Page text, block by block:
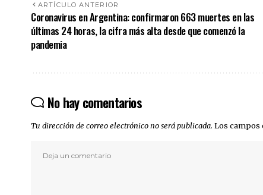
ARTÍCULO ANTERIOR
Coronavirus en Argentina: confirmaron 663 muertes en las
últimas 24 horas, la cifra más alta desde que comenzó la
pandemia
No hay comentarios
Tu dirección de correo electrónico no será publicada. Los campos